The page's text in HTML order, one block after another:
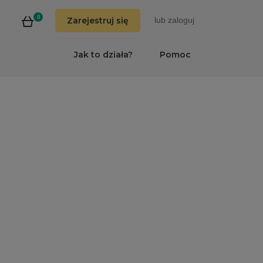
0 Zarejestruj się lub zaloguj
Pomoc
Jak to działa?